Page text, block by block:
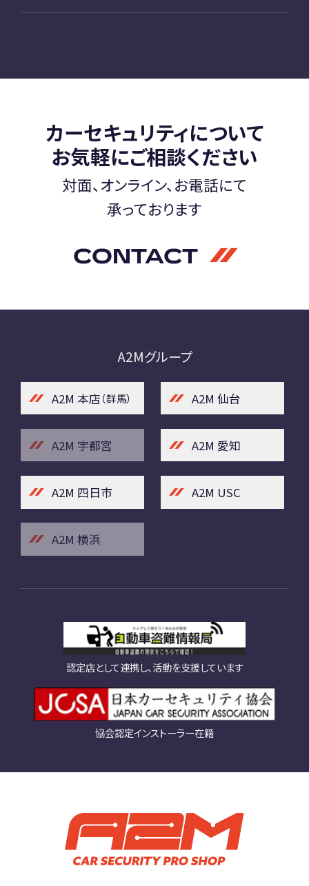
カーセキュリティについて
お気軽にご相談ください
対面、オンライン、お電話にて
承っております
CONTACT
A2Mグループ
A2M 本店（群馬） A2M 仙台
A2M 宇都宮 A2M 愛知
A2M 四日市 A2M USC
A2M 横浜
認定店として連携し、活動を支援しています
協会認定インストーラー在籍